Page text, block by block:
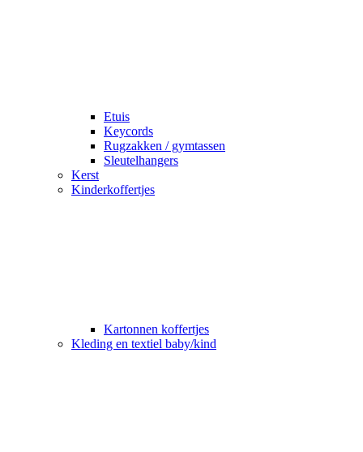
Etuis
Keycords
Rugzakken / gymtassen
Sleutelhangers
Kerst
Kinderkoffertjes
Kartonnen koffertjes
Kleding en textiel baby/kind